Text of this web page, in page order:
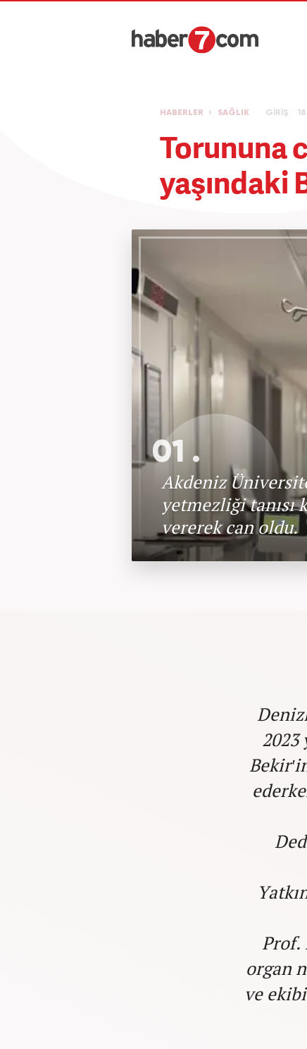
HABERLER SAĞLIK GİRİŞ
Torununa
yaşındaki
01 .
Akdeniz
yetmezliği tanısı
vererek can oldu.
2023
Prof.
organ
ve